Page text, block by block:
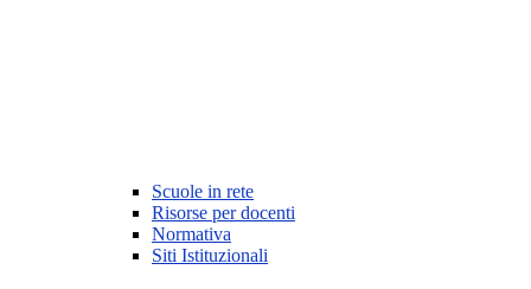
Scuole in rete
Risorse per docenti
Normativa
Siti Istituzionali